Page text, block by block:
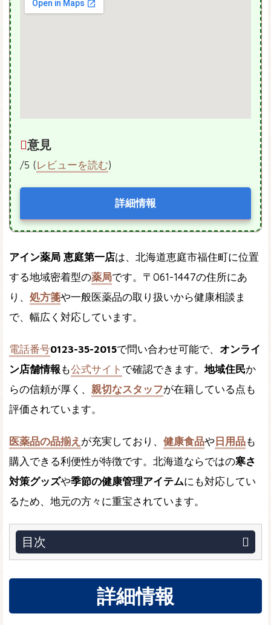
意見
/5 (レビューを読む)
詳細情報
アイン薬局 恵庭第一店は、北海道恵庭市福住町に位置
する地域密着型の薬局です。〒061-1447の住所にあ
り、 処方箋や一般医薬品の取り扱いから健康相談ま
で、幅広く対応しています。
電話番号0123-35-2015で問い合わせ可能で、 オンライ
ン店舗情報 も公式サイト で確認できます。 地域住民か
らの信頼が厚く、 親切なスタッフが在籍している点も
評価されています。
医薬品の品揃え が充実しており、 健康食品や 日用品も
購入できる利便性が特徴です。北海道ならではの寒さ
対策グッズや季節の健康管理アイテムにも対応してい
るため、地元の方々に重宝されています。
目次
詳細情報